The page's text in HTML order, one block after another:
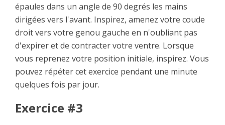
épaules dans un angle de 90 degrés les mains
dirigées vers l'avant. Inspirez, amenez votre coude
droit vers votre genou gauche en n'oubliant pas
d'expirer et de contracter votre ventre. Lorsque
vous reprenez votre position initiale, inspirez. Vous
pouvez répéter cet exercice pendant une minute
quelques fois par jour.
Exercice #3